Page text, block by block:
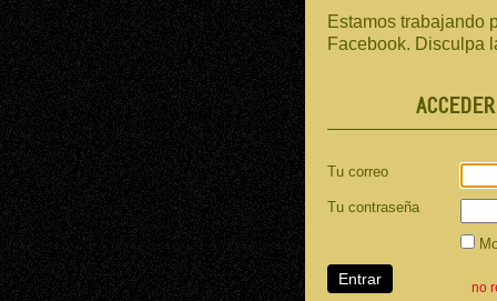
Estamos trabajando
Facebook. Disculpa
Tu correo
Tu contraseña
no